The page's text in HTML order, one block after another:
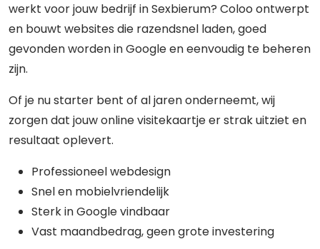
werkt voor jouw bedrijf in Sexbierum? Coloo ontwerpt
en bouwt websites die razendsnel laden, goed
gevonden worden in Google en eenvoudig te beheren
zijn.
Of je nu starter bent of al jaren onderneemt, wij
zorgen dat jouw online visitekaartje er strak uitziet en
resultaat oplevert.
Professioneel webdesign
Snel en mobielvriendelijk
Sterk in Google vindbaar
Vast maandbedrag, geen grote investering